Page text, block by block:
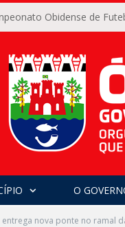
Obidense de
O
nova ponte no ramal